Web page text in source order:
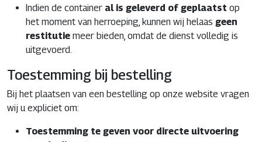
Indien de container al is geleverd of geplaatst op
het moment van herroeping, kunnen wij helaas geen
restitutie meer bieden, omdat de dienst volledig is
uitgevoerd.
Toestemming bij bestelling
Bij het plaatsen van een bestelling op onze website vragen
wij u expliciet om:
Toestemming te geven voor directe uitvoering